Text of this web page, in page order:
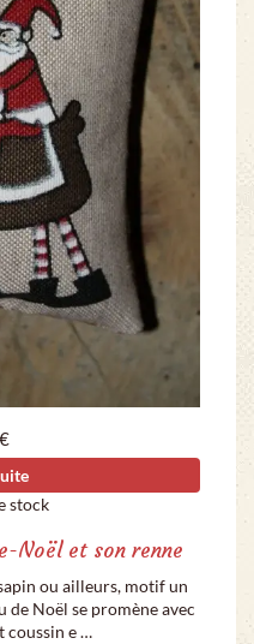
stock
Noël et son renne
ou ailleurs, motif un
de Noël se promène avec
coussin e …